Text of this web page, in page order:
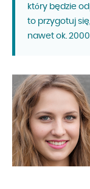
który będzie
to przygotuj
nawet ok. 2000